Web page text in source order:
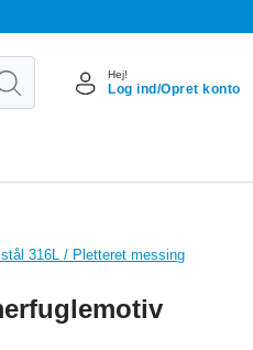
Hej!
Log ind/Opret konto
316L / Pletteret messing